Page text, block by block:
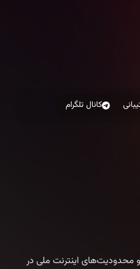
کانال تلگرام
محدودیت‌های اینترنت ملی در